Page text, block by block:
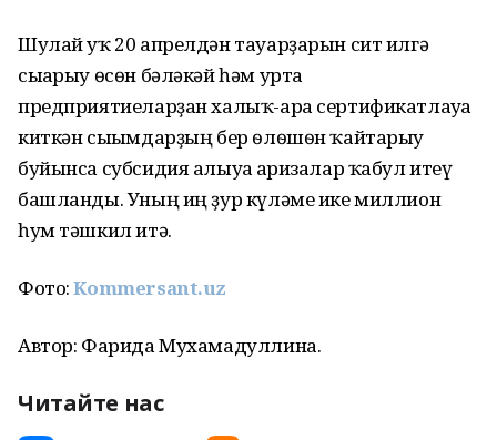
Шулай уҡ 20 апрелдән тауарҙарын сит илгә
сығарыу өсөн бәләкәй һәм урта
предприятиеларҙан халыҡ-ара сертификатлауға
киткән сығымдарҙың бер ѳлѳшѳн ҡайтарыу
буйынса субсидия алыуға ғаризалар ҡабул итеү
башланды. Уның иң ҙур күләме ике миллион
һум тәшкил итә.
Фото:Kommersant.uz
Автор: Фарида Мухамадуллина.
Читайте нас